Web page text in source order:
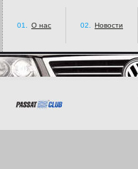
01. О нас 02. Новости